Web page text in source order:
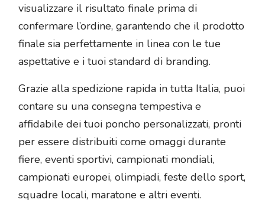
visualizzare il risultato finale prima di
confermare l’ordine, garantendo che il prodotto
finale sia perfettamente in linea con le tue
aspettative e i tuoi standard di branding.
Grazie alla spedizione rapida in tutta Italia, puoi
contare su una consegna tempestiva e
affidabile dei tuoi poncho personalizzati, pronti
per essere distribuiti come omaggi durante
fiere, eventi sportivi, campionati mondiali,
campionati europei, olimpiadi, feste dello sport,
squadre locali, maratone e altri eventi.